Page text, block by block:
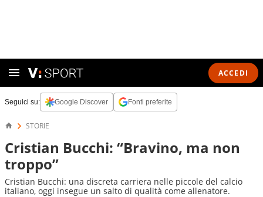
ACCEDI
Seguici su: Google Discover Fonti preferite
STORIE
Cristian Bucchi: “Bravino, ma non
troppo”
Cristian Bucchi: una discreta carriera nelle piccole del calcio
italiano, oggi insegue un salto di qualità come allenatore.